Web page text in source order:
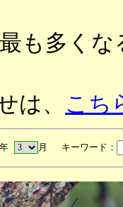
も多く
は、 こち
年 月 キーワード：